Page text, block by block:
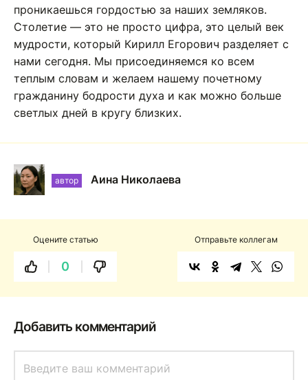
проникаешься гордостью за наших земляков.
Столетие — это не просто цифра, это целый век
мудрости, который Кирилл Егорович разделяет с
нами сегодня. Мы присоединяемся ко всем
теплым словам и желаем нашему почетному
гражданину бодрости духа и как можно больше
светлых дней в кругу близких.
автор Аина Николаева
Оцените статью
0
Отправьте коллегам
Добавить комментарий